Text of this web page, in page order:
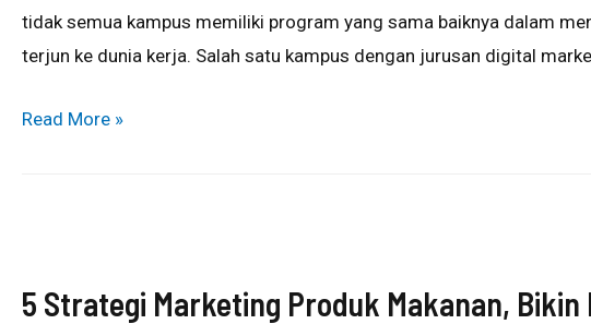
tidak semua kampus memiliki program yang sama baiknya dalam
terjun ke dunia kerja. Salah satu kampus dengan jurusan digital
Read More »
5 Strategi Marketing Produk Makanan, Bikin